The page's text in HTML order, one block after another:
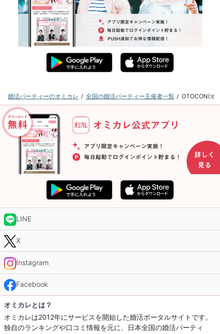
婚活パーティーのオミカレ 全国の婚活パーティー主催者一覧 OTOCON(オ
LINE
X
Instagram
Facebook
オミカレとは？
オミカレは2012年にサービスを開始した婚活ポータルサイトです。
独自のランキングや口コミ情報を元に、日本全国の婚活パーティ